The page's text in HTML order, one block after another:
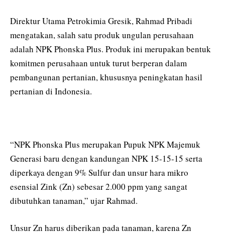
Direktur Utama Petrokimia Gresik, Rahmad Pribadi
mengatakan, salah satu produk ungulan perusahaan
adalah NPK Phonska Plus. Produk ini merupakan bentuk
komitmen perusahaan untuk turut berperan dalam
pembangunan pertanian, khususnya peningkatan hasil
pertanian di Indonesia.
“NPK Phonska Plus merupakan Pupuk NPK Majemuk
Generasi baru dengan kandungan NPK 15-15-15 serta
diperkaya dengan 9% Sulfur dan unsur hara mikro
esensial Zink (Zn) sebesar 2.000 ppm yang sangat
dibutuhkan tanaman,” ujar Rahmad.
Unsur Zn harus diberikan pada tanaman, karena Zn